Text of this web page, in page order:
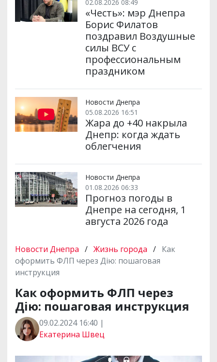
02.08.2026 08:49
«Честь»: мэр Днепра
Борис Филатов
поздравил Воздушные
силы ВСУ с
профессиональным
праздником
Новости Днепра
05.08.2026 16:51
Жара до +40 накрыла
Днепр: когда ждать
облегчения
Новости Днепра
01.08.2026 06:33
Прогноз погоды в
Днепре на сегодня, 1
августа 2026 года
Новости Днепра / Жизнь города / Как
оформить ФЛП через Дію: пошаговая
инструкция
Как оформить ФЛП через
Дію: пошаговая инструкция
09.02.2024 16:40 |
Екатерина Швец